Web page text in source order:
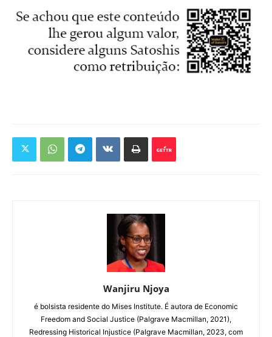
Wanjiru Njoya
é bolsista residente do Mises Institute. É autora de Economic
Freedom and Social Justice (Palgrave Macmillan, 2021),
Redressing Historical Injustice (Palgrave Macmillan, 2023, com